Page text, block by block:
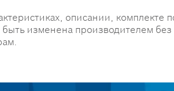
описании, комплекте
изменена производителем